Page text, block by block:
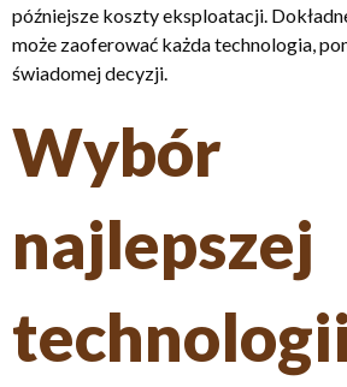
późniejsze koszty eksploatacji.
może zaoferować każda technologia,
świadomej decyzji.
Wybór
najlepszej